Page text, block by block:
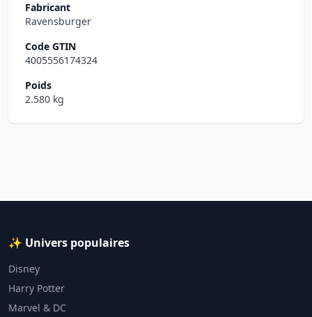
Fabricant
Ravensburger
Code GTIN
4005556174324
Poids
2.580 kg
✨ Univers populaires
Disney
Harry Potter
Marvel & DC